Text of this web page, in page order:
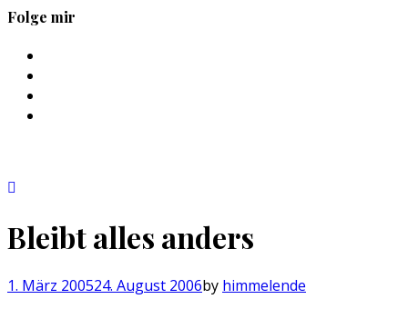
Folge mir
Bleibt alles anders
1. März 200524. August 2006by himmelende